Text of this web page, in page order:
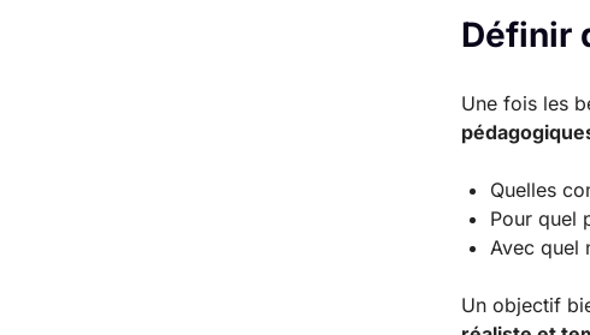
Définir
Une fois les
Quelles
Pour quel
Avec quel
Un objectif